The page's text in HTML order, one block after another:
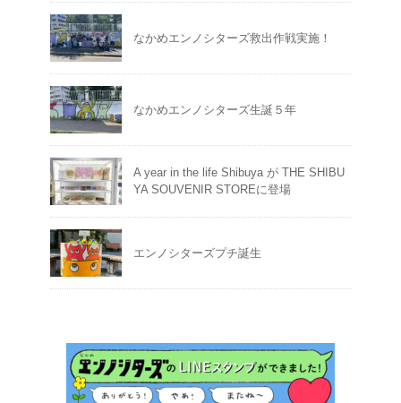
なかめエンノシターズ救出作戦実施！
なかめエンノシターズ生誕５年
A year in the life Shibuya が THE SHIBU
YA SOUVENIR STOREに登場
エンノシターズプチ誕生